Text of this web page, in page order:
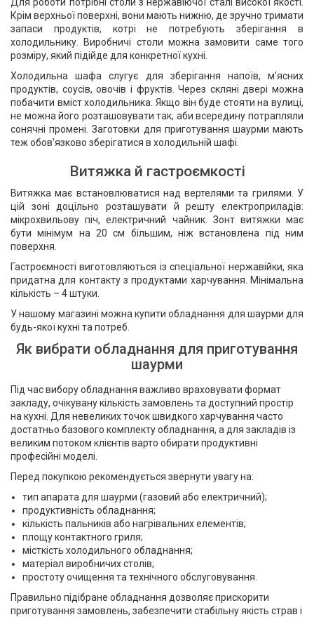
Крім верхньої поверхні, вони мають нижню, де зручно тримати
запаси продуктів, котрі не потребують зберігання в
холодильнику. Виробничі столи можна замовити саме того
розміру, який підійде для конкретної кухні.
Холодильна шафа слугує для зберігання напоїв, м'ясних
продуктів, соусів, овочів і фруктів. Через скляні двері можна
побачити вміст холодильника. Якщо він буде стояти на вулиці,
не можна його розташовувати так, аби всередину потрапляли
сонячні промені. Заготовки для приготування шаурми мають
теж обов’язково зберігатися в холодильній шафі.
Витяжка й гастроємкості
Витяжка має встановлюватися над вертелями та грилями. У
цій зоні доцільно розташувати й решту електроприладів:
мікрохвильову піч, електричний чайник. Зонт витяжки має
бути мінімум на 20 см більшим, ніж встановлена під ним
поверхня.
Гастроємності виготовляються із спеціальної нержавійки, яка
придатна для контакту з продуктами харчування. Мінімальна
кількість – 4 штуки.
У нашому магазині можна купити обладнання для шаурми для
будь-якої кухні та потреб.
Як вибрати обладнання для приготування
шаурми
Під час вибору обладнання важливо враховувати формат
закладу, очікувану кількість замовлень та доступний простір
на кухні. Для невеликих точок швидкого харчування часто
достатньо базового комплекту обладнання, а для закладів із
великим потоком клієнтів варто обирати продуктивні
професійні моделі.
Перед покупкою рекомендується звернути увагу на:
тип апарата для шаурми (газовий або електричний);
продуктивність обладнання;
кількість пальників або нагрівальних елементів;
площу контактного гриля;
місткість холодильного обладнання;
матеріал виробничих столів;
простоту очищення та технічного обслуговування.
Правильно підібране обладнання дозволяє прискорити
приготування замовлень, забезпечити стабільну якість страв і